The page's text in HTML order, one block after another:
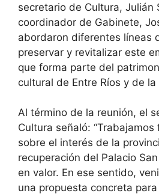
secretario de Cultura, Julián
coordinador de Gabinete,
abordaron diferentes líneas
preservar y revitalizar este
que forma parte del
cultural de Entre Ríos y de
Al término de la reunión, el
Cultura señaló:
sobre el interés de la
recuperación del Palacio
en valor. En ese sentido,
una propuesta concreta